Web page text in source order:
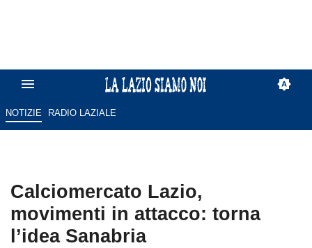
NOTIZIE RADIO LAZIALE
Calciomercato Lazio,
movimenti in attacco: torna
l’idea Sanabria